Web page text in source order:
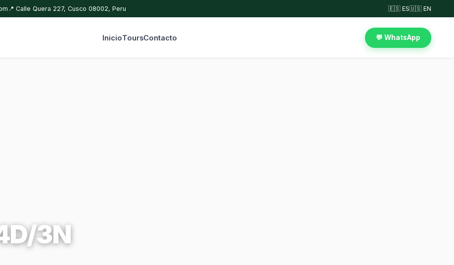
📍 Calle Quera 227, Cusco 08002, Peru 🇪🇸 ES🇺🇸 EN
InicioToursContacto 💬 WhatsApp
3N